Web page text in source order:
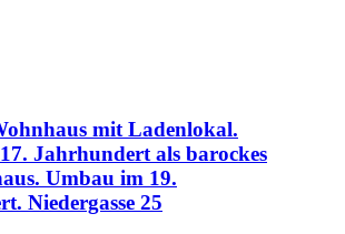
mit Ladenlokal.
Jahrhundert als barockes
Umbau im 19.
Niedergasse 25